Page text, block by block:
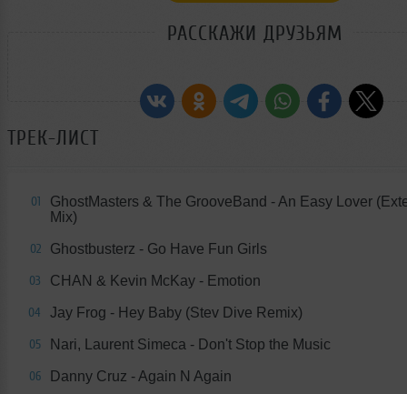
РАССКАЖИ ДРУЗЬЯМ
ТРЕК-ЛИСТ
01
GhostMasters & The GrooveBand - An Easy Lover
Mix)
02 Ghostbusterz - Go Have Fun Girls
03 CHAN & Kevin McKay - Emotion
04 Jay Frog - Hey Baby (Stev Dive Remix)
05 Nari, Laurent Simeca - Don't Stop the Music
06 Danny Cruz - Again N Again